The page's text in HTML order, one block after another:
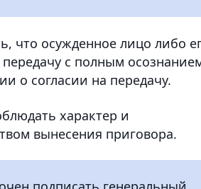
что осужденное лицо либо
с полным
о согласии на передачу.
характер и
вынесения приговора.